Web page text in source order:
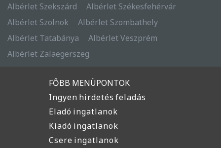
Albérlet Szekszárd
Albérlet Székesfehérvár
Albérlet Szolnok
Albérlet Szombathely
Albérlet Tatabánya
Albérlet Veszprém
Albérlet Zalaegerszeg
FŐBB MENÜPONTOK
Ingyen hirdetés feladás
Eladó ingatlanok
Kiadó ingatlanok
Csere ingatlanok